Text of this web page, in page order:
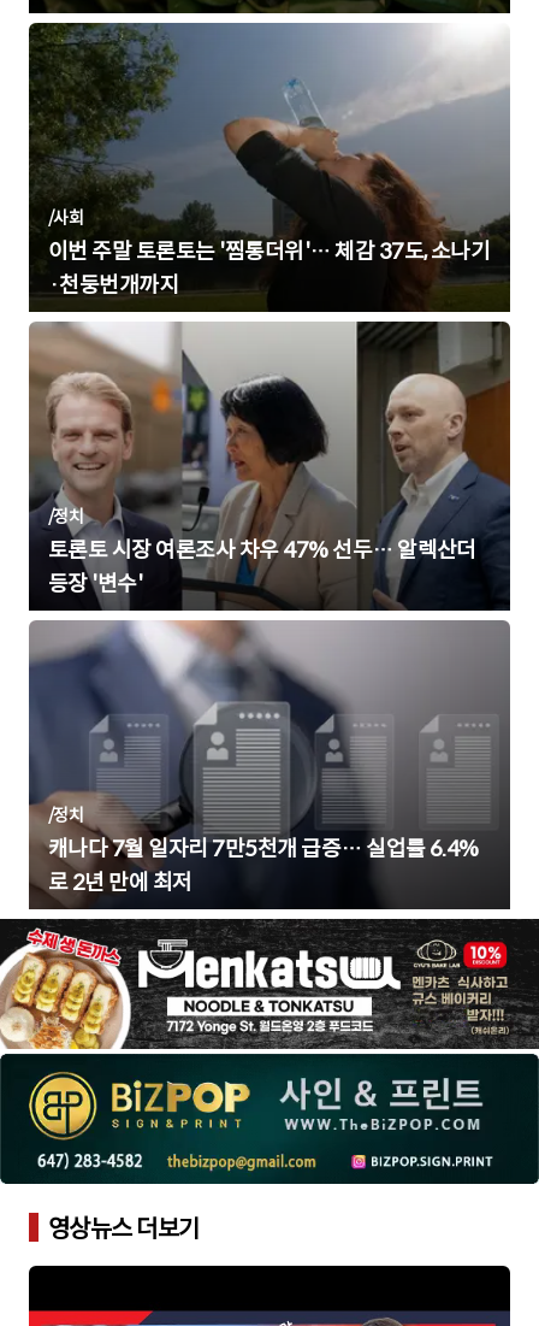
/사회
이번 주말 토론토는 '찜통더위'… 체감 37도, 소나기
·천둥번개까지
/정치
토론토 시장 여론조사 차우 47% 선두… 알렉산더
등장 '변수'
/정치
캐나다 7월 일자리 7만5천개 급증… 실업률 6.4%
로 2년 만에 최저
영상뉴스 더보기